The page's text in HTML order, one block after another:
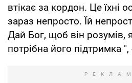
втікає за кордон. Це їхні
зараз непросто. Їй
Дай Бог, щоб він розумів,
потрібна його підтримка